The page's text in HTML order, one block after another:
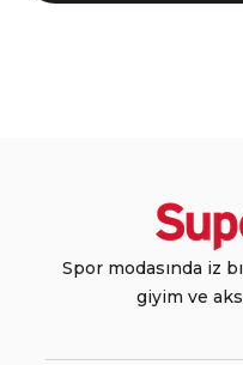
Spor modasında iz
giyim ve